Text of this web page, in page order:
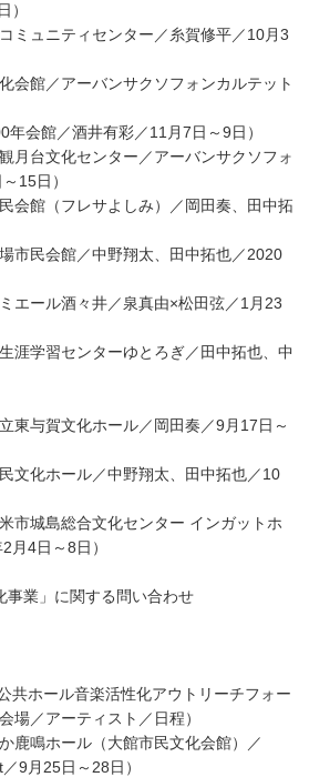
）
ミュニティセンター／糸賀修平／10月3
会館／アーバンサクソフォンカルテット
年会館／酒井有彩／11月7日～9日）
月台文化センター／アーバンサクソフォ
15日）
会館（フレサよしみ）／岡田奏、田中拓
市民会館／中野翔太、田中拓也／2020
エール酒々井／泉真由×松田弦／1月23
涯学習センターゆとろぎ／田中拓也、中
東与賀文化ホール／岡田奏／9月17日～
文化ホール／中野翔太、田中拓也／10
市城島総合文化センター インガットホ
月4日～8日）
事業」に関する問い合わせ
共ホール音楽活性化アウトリーチフォー
場／アーティスト／日程）
鹿鳴ホール（大館市民文化会館）／
9月25日～28日）